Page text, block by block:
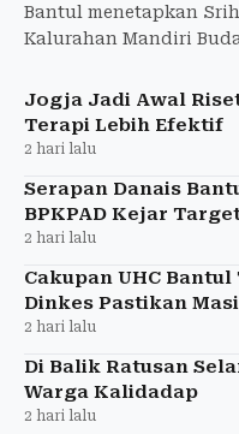
Bantul menetapkan
Kalurahan Mandiri
budaya lokal.
Jogja Jadi Awal
Terapi Lebih Efektif
2 hari lalu
Serapan Danais
BPKPAD Kejar
2 hari lalu
Cakupan UHC Bantul
Dinkes Pastikan
2 hari lalu
Di Balik Ratusan
Warga Kalidadap
2 hari lalu